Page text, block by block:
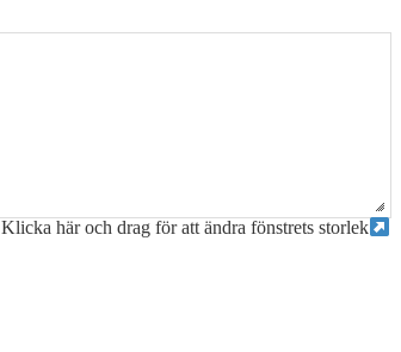
Klicka här och drag för att ändra fönstrets storlek